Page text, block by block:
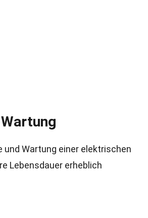
und Wartung einer elektrischen
Lebensdauer erheblich